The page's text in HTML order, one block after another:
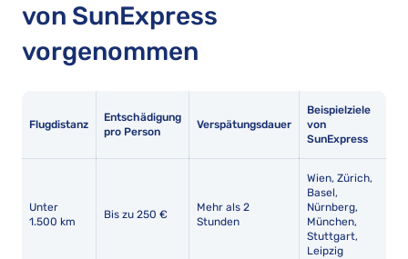
von SunExpress
vorgenommen
Flugdistanz
Entschädigung
pro Person
Verspätungsdauer
Beispielziele
von
SunExpress
Unter
1.500 km
Bis zu 250 €
Mehr als 2
Stunden
Wien, Zürich,
Basel,
Nürnberg,
München,
Stuttgart,
Leipzig